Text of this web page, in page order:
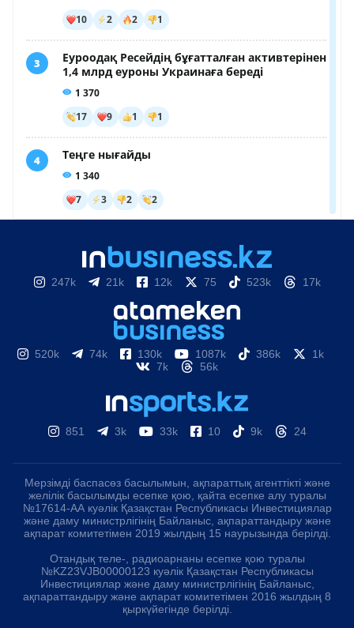
247k 21k 12k 75 523k 17k
520k 74k 130k 1087k 386k
1k
7k
56k
851 3k 33k 10 9k 24
Мерзімді баспасөз басылымын, ақпараттық агенттікті және
желілік басылымды есепке қою, қайта есепке алу туралы
№17614-АА куәлік Қазақстан Республикасы Инвестициялар
және даму министрлігінің Байланыс, ақпараттандыру және
ақпарат комитетімен 2019 жылдың 15 наурызында берілді.
Отандық теле-, радиоарнаны есепке қою туралы
№KZ23VJB00000123 куәлік Қазақстан Республикасы
Инвестициялар және даму министрлігінің Байланыс,
ақпараттандыру және ақпарат комитетімен 2016 жылдың 8
қыркүйегінде берілді.